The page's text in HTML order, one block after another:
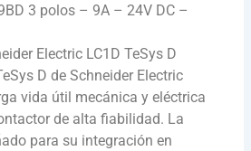
3 polos – 9A – 24V DC –
Electric LC1D TeSys D
D de Schneider Electric
vida útil mecánica y eléctrica
de alta fiabilidad. La
para su integración en